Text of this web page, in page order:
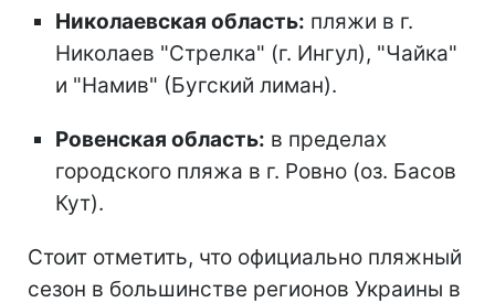
Николаевская область: пляжи в г.
Николаев "Стрелка" (г. Ингул), "Чайка"
и "Намив" (Бугский лиман).
Ровенская область: в пределах
городского пляжа в г. Ровно (оз. Басов
Кут).
Стоит отметить, что официально пляжный
сезон в большинстве регионов Украины в